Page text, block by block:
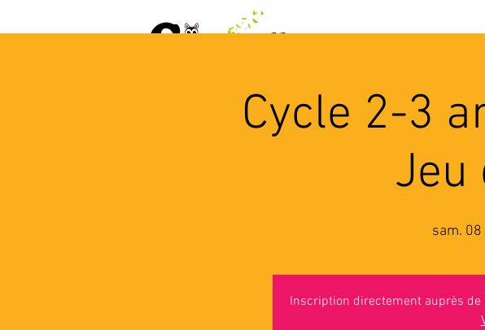
Cycle 2-3
Jeu
sam. 08
Inscription directement auprès